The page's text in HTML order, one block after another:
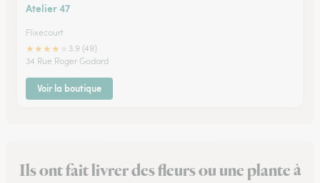
Atelier 47
Flixecourt
★★★★
3.9 (49)
34 Rue Roger Godard
Voir la boutique
Ils ont fait livrer des fleurs ou une plante à